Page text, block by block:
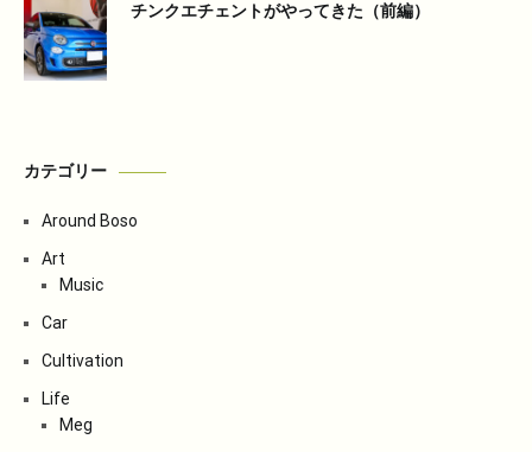
チンクエチェントがやってきた（前編）
カテゴリー
Around Boso
Art
Music
Car
Cultivation
Life
Meg